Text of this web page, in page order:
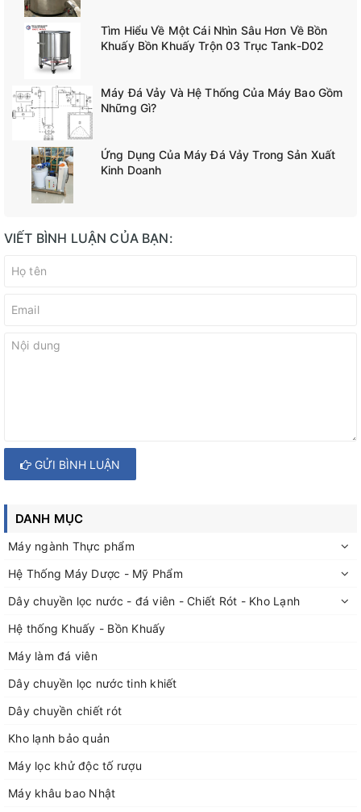
Tìm Hiểu Về Một Cái Nhìn Sâu Hơn Về Bồn
Khuấy Bồn Khuấy Trộn 03 Trục Tank-D02
Máy Đá Vảy Và Hệ Thống Của Máy Bao Gồm
Những Gì?
Ứng Dụng Của Máy Đá Vảy Trong Sản Xuất
Kinh Doanh
VIẾT BÌNH LUẬN CỦA BẠN:
GỬI BÌNH LUẬN
DANH MỤC
Máy ngành Thực phẩm
Hệ Thống Máy Dược - Mỹ Phẩm
Dây chuyền lọc nước - đá viên - Chiết Rót - Kho Lạnh
Hệ thống Khuấy - Bồn Khuấy
Máy làm đá viên
Dây chuyền lọc nước tinh khiết
Dây chuyền chiết rót
Kho lạnh bảo quản
Máy lọc khử độc tố rượu
Máy khâu bao Nhật